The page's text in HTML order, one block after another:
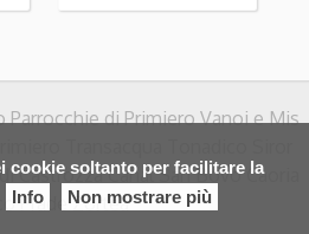
cookie soltanto per facilitare la
Info Non mostrare più
di Primiero Vanoi e Mis
Castrozza Canal San Bovo Caoria
Prade Zortea